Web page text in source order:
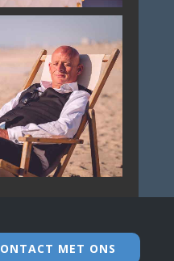
MET ONS